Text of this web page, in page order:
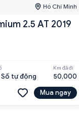
Hồ Chí Minh
2.5 AT 2019
Số tự động
Km đã đi
50,000
Mua ngay